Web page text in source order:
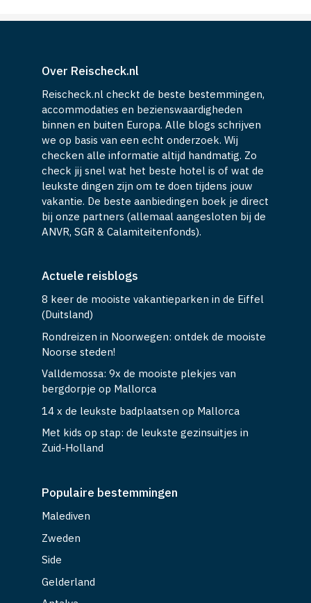
Over Reischeck.nl
Reischeck.nl checkt de beste bestemmingen,
accommodaties en bezienswaardigheden
binnen en buiten Europa. Alle blogs schrijven
we op basis van een echt onderzoek. Wij
checken alle informatie altijd handmatig. Zo
check jij snel wat het beste hotel is of wat de
leukste dingen zijn om te doen tijdens jouw
vakantie. De beste aanbiedingen boek je direct
bij onze partners (allemaal aangesloten bij de
ANVR, SGR & Calamiteitenfonds).
Actuele reisblogs
8 keer de mooiste vakantieparken in de Eiffel
(Duitsland)
Rondreizen in Noorwegen: ontdek de mooiste
Noorse steden!
Valldemossa: 9x de mooiste plekjes van
bergdorpje op Mallorca
14 x de leukste badplaatsen op Mallorca
Met kids op stap: de leukste gezinsuitjes in
Zuid-Holland
Populaire bestemmingen
Malediven
Zweden
Side
Gelderland